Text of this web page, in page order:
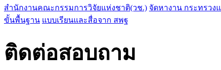
สำนักงานคณะกรรมการวิจัยแห่งชาติ(วช.) จัดหางาน กระทรวง
ขั้นพื้นฐาน แบบเรียนและสื่อจาก สพฐ
ติดต่อสอบถาม